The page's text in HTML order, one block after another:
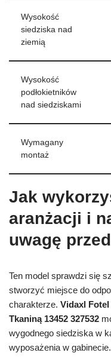
Wysokość
siedziska nad
ziemią
Wysokość
podłokietników
nad siedziskami
Wymagany
montaż
Jak
aranżacji i
uwagę
Ten model sprawdzi się
stworzyć miejsce do
charakterze. Vidaxl Fotel
Tkaniną 13452 327532
wygodnego siedziska w
wyposażenia w gabinecie.